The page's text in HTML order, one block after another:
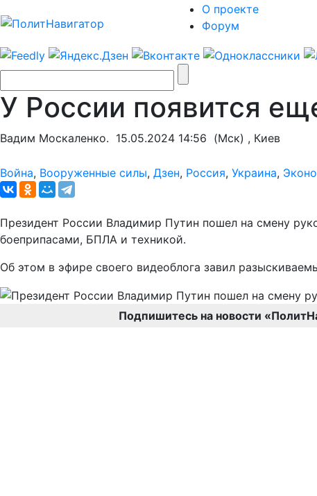
О проекте
Форум
У России появится
Вадим Москаленко. 15.05.2024 14:56 (Мск) , Киев
Война, Вооруженные силы, Дзен, Россия, Украина,
Президент России Владимир Путин пошел на смену
боеприпасами, БПЛА и техникой.
Об этом в эфире своего видеоблога завил
Подпишитесь на новости